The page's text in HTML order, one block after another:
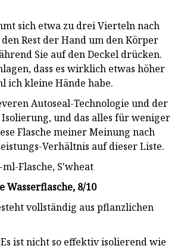
sich etwa zu drei Vierteln nach
den Rest der Hand um den Körper
Sie auf den Deckel drücken.
dass es wirklich etwas höher
ich kleine Hände habe.
Autoseal-Technologie und der
und das alles für weniger
Flasche meiner Meinung nach
Verhältnis auf dieser Liste.
Flasche, S'wheat
Wasserflasche, 8/10
vollständig aus pflanzlichen
Es ist nicht so effektiv isolierend wie